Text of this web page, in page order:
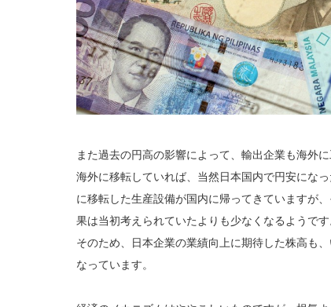
また過去の円高の影響によって、輸出企業も海外
海外に移転していれば、当然日本国内で円安にな
に移転した生産設備が国内に帰ってきていますが
果は当初考えられていたよりも少なくなるようです
そのため、日本企業の業績向上に期待した株高も
なっています。